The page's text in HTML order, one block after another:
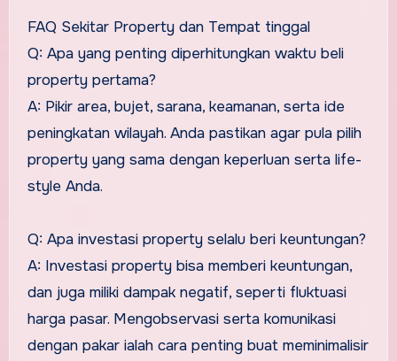
FAQ Sekitar Property dan Tempat tinggal
Q: Apa yang penting diperhitungkan waktu beli
property pertama?
A: Pikir area, bujet, sarana, keamanan, serta ide
peningkatan wilayah. Anda pastikan agar pula pilih
property yang sama dengan keperluan serta life-
style Anda.
Q: Apa investasi property selalu beri keuntungan?
A: Investasi property bisa memberi keuntungan,
dan juga miliki dampak negatif, seperti fluktuasi
harga pasar. Mengobservasi serta komunikasi
dengan pakar ialah cara penting buat meminimalisir